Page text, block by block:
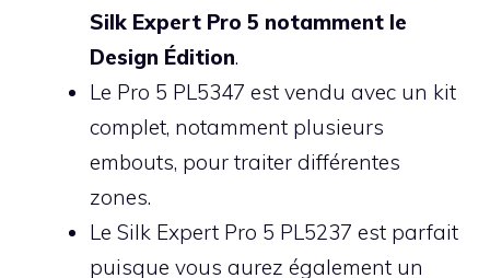
Silk Expert Pro 5 notamment le
Design Édition.
Le Pro 5 PL5347 est vendu avec un kit
complet, notamment plusieurs
embouts, pour traiter différentes
zones.
Le Silk Expert Pro 5 PL5237 est parfait
puisque vous aurez également un